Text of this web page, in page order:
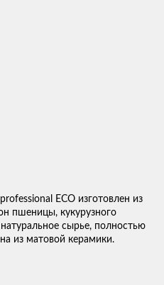
ECO изготовлен из
пшеницы, кукурузного
сырье, полностью
из матовой керамики.